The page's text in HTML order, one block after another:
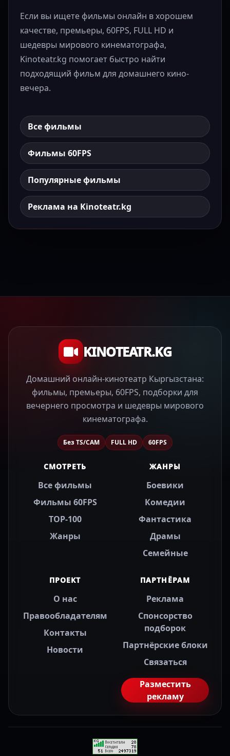
Если вы ищете фильмы онлайн в хорошем
качестве, премьеры, 60FPS, FULL HD и
шедевры мирового кинематографа,
Kinoteatr.kg помогает быстро найти
подходящий фильм для домашнего кино-
вечера.
Все фильмы
Фильмы 60FPS
Популярные фильмы
Реклама на Kinoteatr.kg
KINOTEATR.KG
Домашний онлайн-кинотеатр Кыргызстана:
фильмы, премьеры, 60FPS, подборки для
вечернего просмотра и шедевры мирового
кинематографа.
Без TS/CAM FULL HD 60FPS
СМОТРЕТЬ
Все фильмы
Фильмы 60FPS
TOP-100
Жанры
ЖАНРЫ
Боевики
Комедии
Фантастика
Драмы
Семейные
ПРОЕКТ
О нас
Правообладателям
Контакты
Новости
ПАРТНЁРАМ
Реклама
Спонсорство
подборок
Партнёрские блоки
Связаться
Разместить
рекламу